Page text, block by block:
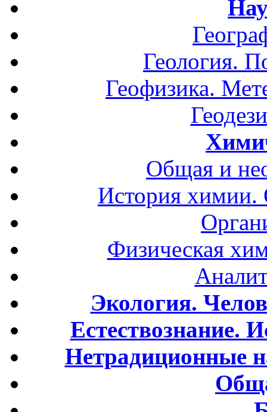
Геология.
Геофизика.
Общая и
История
Физическая
Экология.
Естествознание.
Нетрадиционные